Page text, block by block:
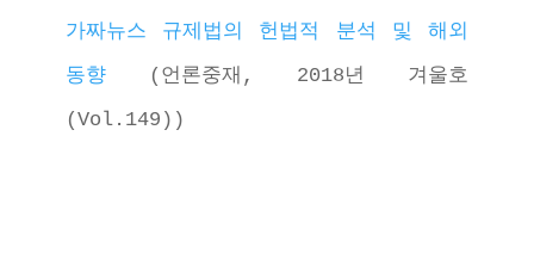
가짜뉴스 규제법의 헌법적 분석 및 해외
동향 (언론중재, 2018년 겨울호
(Vol.149))